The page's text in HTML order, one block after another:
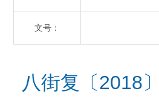
文号：
八街复〔2018